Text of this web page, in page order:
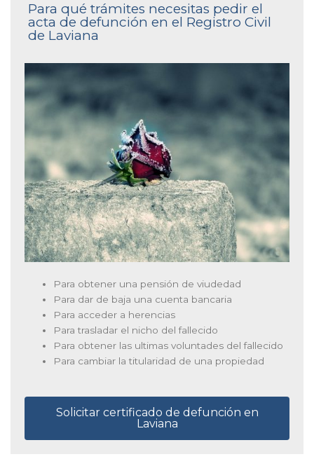
Para qué trámites necesitas pedir el
acta de defunción en el Registro Civil
de Laviana
Para obtener una pensión de viudedad
Para dar de baja una cuenta bancaria
Para acceder a herencias
Para trasladar el nicho del fallecido
Para obtener las ultimas voluntades del fallecido
Para cambiar la titularidad de una propiedad
Solicitar certificado de defunción en
Laviana